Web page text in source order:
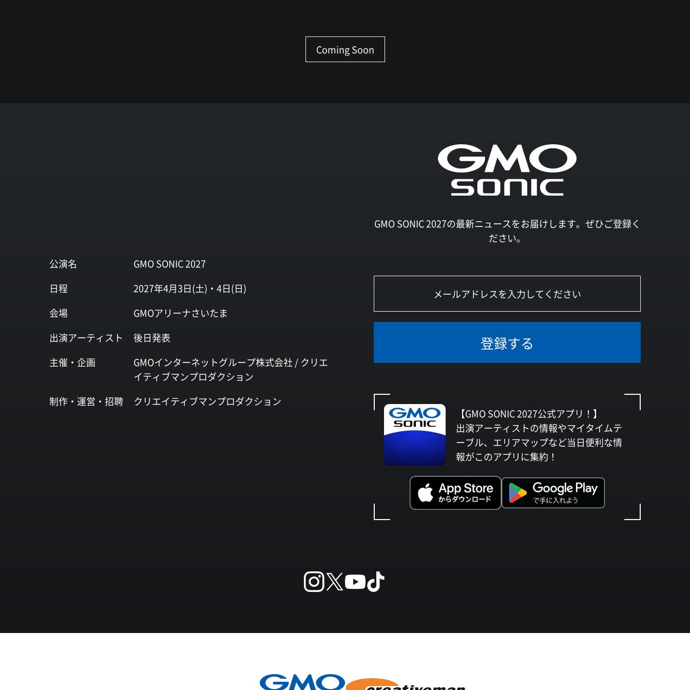
Coming Soon
公演名
GMO SONIC 2027
日程
2027年4月3日(土)・4日(日)
会場
GMOアリーナさいたま
出演アーティスト
後日発表
主催・企画
GMOインターネットグループ株式会社 / クリエ
イティブマンプロダクション
制作・運営・ 招聘 クリエイティブマンプロダクション
GMO SONIC 2027の最新ニュースをお届けします。ぜひご登録く
ださい。
登録する
【GMO SONIC 2027公式アプリ！】
出演アーティストの情報やマイタイムテ
ーブル、エリアマップなど当日便利な情
報がこのアプリに集約！